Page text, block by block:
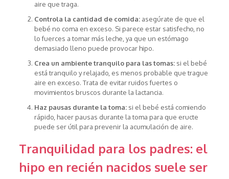
aire que traga.
Controla la cantidad de comida:asegúrate de que el
bebé no coma en exceso. Si parece estar satisfecho, no
lo fuerces a tomar más leche, ya que un estómago
demasiado lleno puede provocar hipo.
Crea un ambiente tranquilo para las tomas:si el bebé
está tranquilo y relajado, es menos probable que trague
aire en exceso. Trata de evitar ruidos fuertes o
movimientos bruscos durante la lactancia.
Haz pausas durante la toma:si el bebé está comiendo
rápido, hacer pausas durante la toma para que eructe
puede ser útil para prevenir la acumulación de aire.
Tranquilidad para los padres: el
hipo en recién nacidos suele ser